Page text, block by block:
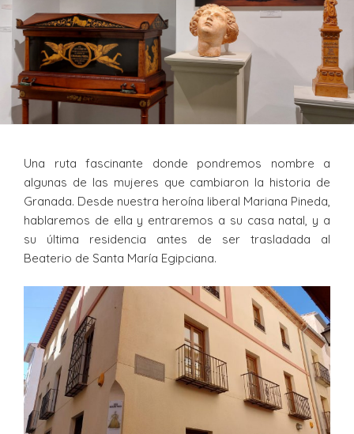
Una ruta fascinante donde pondremos nombre a
algunas de las mujeres que cambiaron la historia de
Granada. Desde nuestra heroína liberal Mariana Pineda,
hablaremos de ella y entraremos a su casa natal, y a
su última residencia antes de ser trasladada al
Beaterio de Santa María Egipciana.